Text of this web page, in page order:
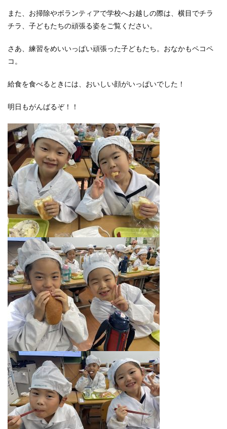
また、お掃除やボランティアで学校へお越しの際は、横目でチラ
チラ、子どもたちの頑張る姿をご覧ください。
さあ、練習をめいいっぱい頑張った子どもたち。おなかもペコペ
コ。
給食を食べるときには、おいしい顔がいっぱいでした！
明日もがんばるぞ！！